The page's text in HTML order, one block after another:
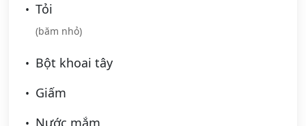
Tỏi
(băm nhỏ)
Bột khoai tây
Giấm